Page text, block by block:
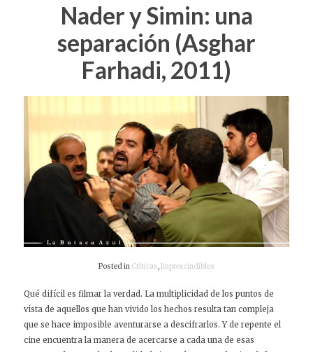
Nader y Simin: una
separación (Asghar
Farhadi, 2011)
Posted in Críticas,Imprescindibles
Qué difícil es filmar la verdad. La multiplicidad de los puntos de
vista de aquellos que han vivido los hechos resulta tan compleja
que se hace imposible aventurarse a descifrarlos. Y de repente el
cine encuentra la manera de acercarse a cada una de esas